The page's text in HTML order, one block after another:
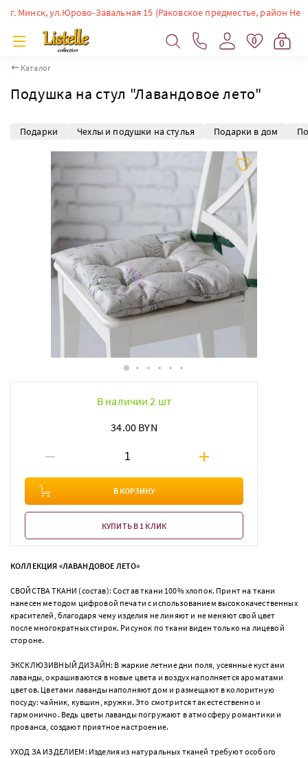
Минск, ул.Юрово-Завальная 15 (Раковское предместье, район
0 0
Каталог
Подушка на стул "Лавандовое лето"
Подарки Чехлы и подушки на стулья Подарки в дом
В наличии 2 шт
34.00 BYN
В КОРЗИНУ
КУПИТЬ В 1 КЛИК
КОЛЛЕКЦИЯ «ЛАВАНДОВОЕ ЛЕТО»
СВОЙСТВА ТКАНИ (состав): Состав ткани 100% хлопок. Принт на ткани
нанесен методом цифровой печати с использованием высококачественных
красителей, благодаря чему изделия не линяют и не меняют свой цвет
после многократных стирок. Рисунок по ткани виден только на лицевой
стороне.
ЭКСКЛЮЗИВНЫЙ ДИЗАЙН: В жаркие летние дни поля, усеянные кустами
лаванды, окрашиваются в новые цвета и воздух наполняется ароматами
цветов. Цветами лаванды наполняют дом и размещают в колоритную
посуду: чайник, кувшин, кружки. Это смотрится так естественно и
гармонично. Ведь цветы лаванды погружают в атмосферу романтики и
прованса, создают приятное настроение.
УХОД ЗА ИЗДЕЛИЕМ: Изделия из натуральных тканей требуют особого